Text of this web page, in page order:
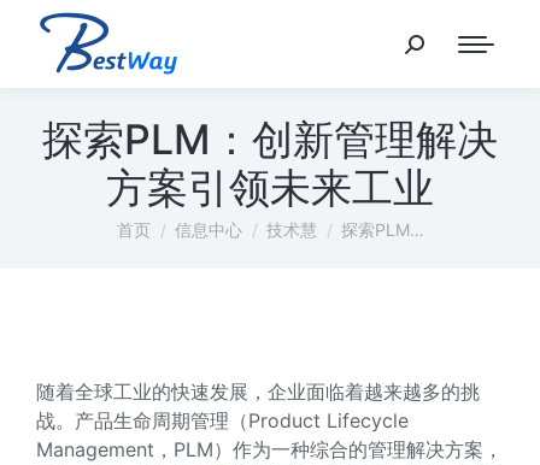
探索PLM：创新管理解决
方案引领未来工业
您在这里：
首页 信息中心 技术慧 探索PLM…
随着全球工业的快速发展，企业面临着越来越多的挑
战。产品生命周期管理（Product Lifecycle
Management，PLM）作为一种综合的管理解决方案，